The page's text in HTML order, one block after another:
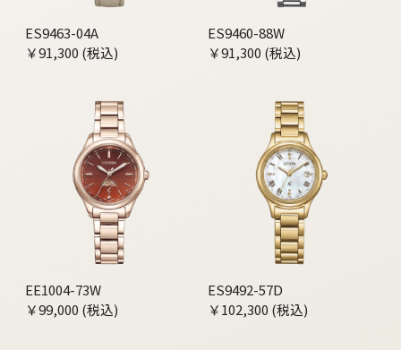
ES9463-04A
￥91,300 (税込)
ES9460-88W
￥91,300 (税込)
EE1004-73W
￥99,000 (税込)
ES9492-57D
￥102,300 (税込)